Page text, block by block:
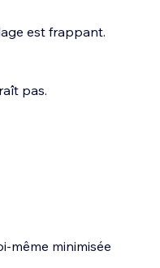
est frappant.
pas.
même minimisée